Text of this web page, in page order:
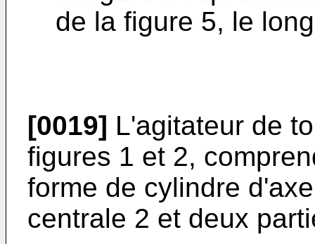
de la figure 5, le
[0019] L'agitateur de
figures 1 et 2,
forme de cylindre
centrale 2 et deux